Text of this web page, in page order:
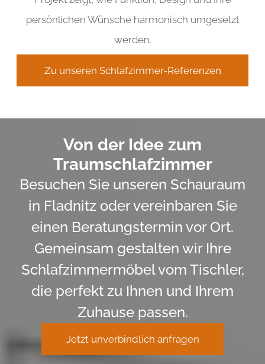
persönlichen Wünsche harmonisch umgesetzt
werden.
Zu unseren Schlafzimmer-Referenzen
Von der Idee zum
Traumschlafzimmer
Besuchen Sie unseren Schauraum
in Fladnitz oder vereinbaren Sie
einen Beratungstermin vor Ort.
Gemeinsam gestalten wir Ihre
Schlafzimmermöbel vom Tischler,
die perfekt zu Ihnen und Ihrem
Zuhause passen.
Jetzt unverbindlich anfragen